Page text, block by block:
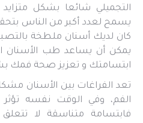
التجميلي شائعا بشكل
يسمح لعدد أكبر من الناس
كان لديك أسنان ملطخة
يمكن أن يساعد طب الأسنان
ابتسامتك و تعزيز صحة فمك
تعد الفراغات بين الأسنان
الفم، وفي الوقت نفسه
فابتسامة متناسقة لا